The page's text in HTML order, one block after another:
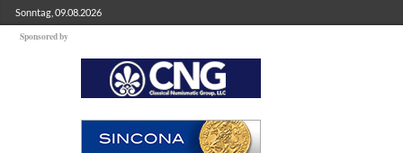
Sonntag, 09.08.2026
Sponsored by